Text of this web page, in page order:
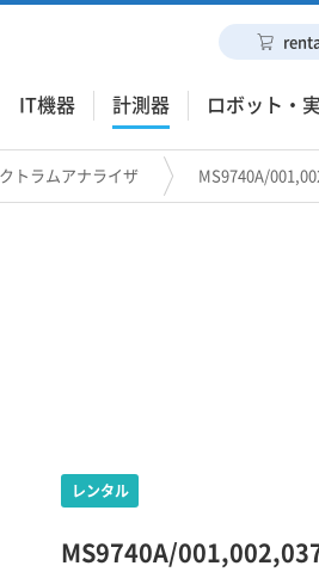
IT機器 計測器 ロボット・
トラムアナライザ MS9740A/
MS9740A/